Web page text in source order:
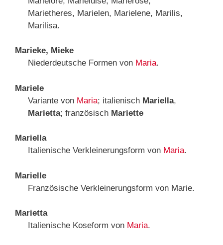
Marietheres, Marielen, Marielene, Marilis,
Marilisa.
Marieke, Mieke
Niederdeutsche Formen von Maria.
Mariele
Variante von Maria; italienisch Mariella,
Marietta; französisch Mariette
Mariella
Italienische Verkleinerungsform von Maria.
Marielle
Französische Verkleinerungsform von Marie.
Marietta
Italienische Koseform von Maria.